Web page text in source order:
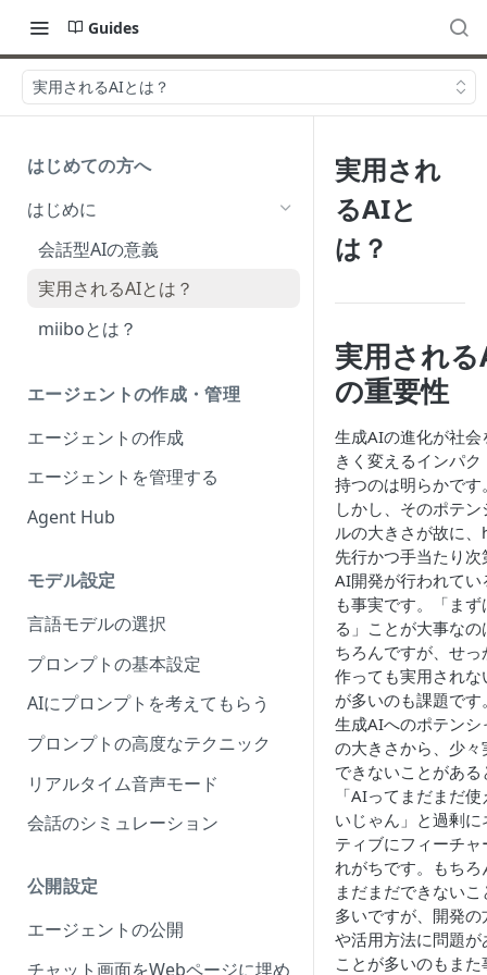
Guides
実用されるAIとは？
はじめての方へ
はじめに
会話型AIの意義
実用されるAIとは？
miiboとは？
エージェントの作成・管理
エージェントの作成
エージェントを管理する
Agent Hub
モデル設定
言語モデルの選択
プロンプトの基本設定
AIにプロンプトを考えてもらう
プロンプトの高度なテクニック
リアルタイム音声モード
会話のシミュレーション
公開設定
エージェントの公開
チャット画面をWebページに埋め
実用され
るAIと
は？
実用され
の重要性
生成AIの進化が社会
きく変えるインパク
持つのは明らかです
しかし、そのポテン
ルの大きさが故に
先行かつ手当たり次
AI開発が行われてい
も事実です。「まず
る」ことが大事なの
ちろんですが、せっ
作っても実用されな
が多いのも課題です
生成AIへのポテンシ
の大きさから、少々
できないことがある
「AIってまだまだ
いじゃん」と過剰に
ティブにフィーチャ
れがちです。もちろ
まだまだできないこ
多いですが、開発の
や活用方法に問題が
ことが多いのもまた